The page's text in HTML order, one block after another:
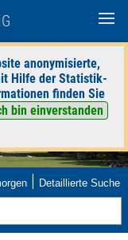
anonymisierte,
Hilfe der Statistik-
finden Sie
bin einverstanden
| Detaillierte Suche